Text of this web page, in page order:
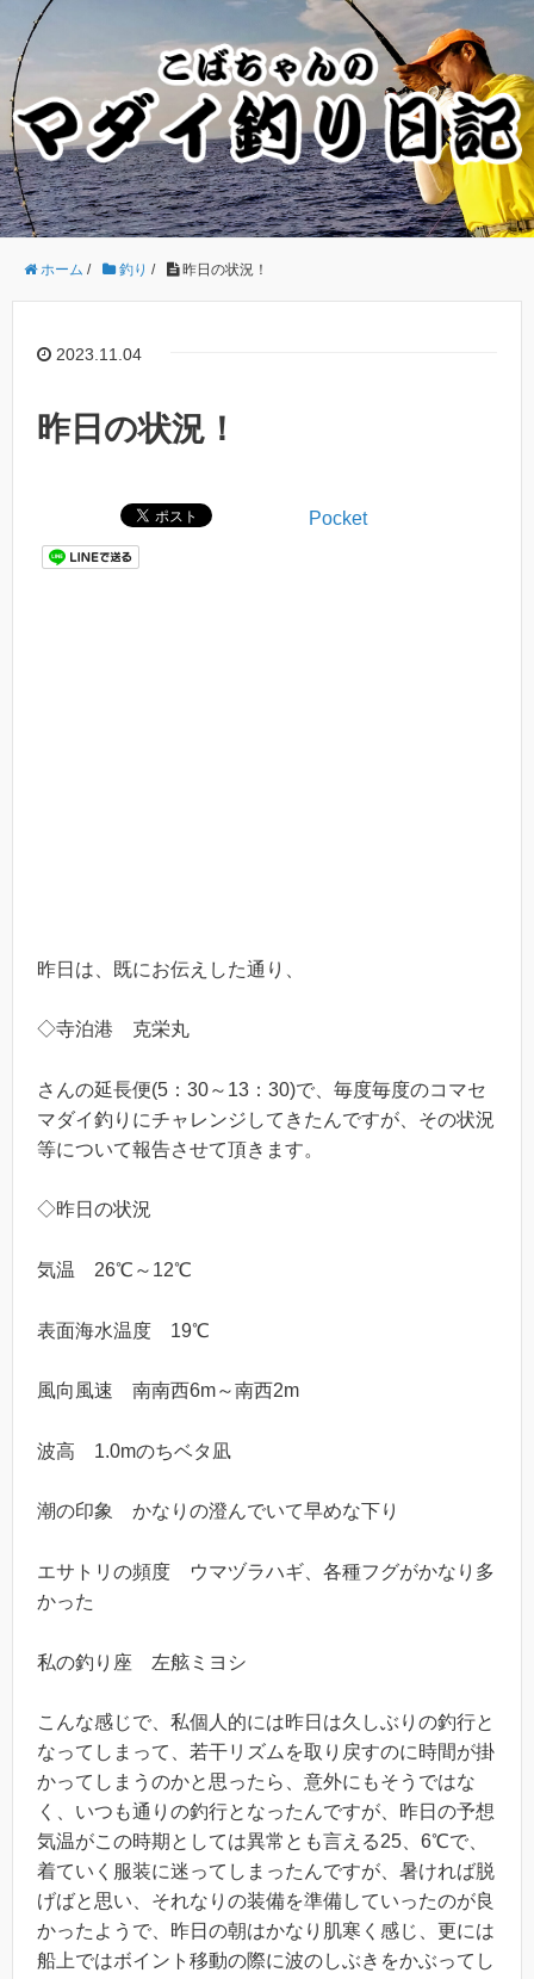
ホーム / 釣り / 昨日の状況！
2023.11.04
昨日の状況！
Pocket
昨日は、既にお伝えした通り、
◇寺泊港 克栄丸
さんの延長便(5：30～13：30)で、毎度毎度のコマセ
マダイ釣りにチャレンジしてきたんですが、その状況
等について報告させて頂きます。
◇昨日の状況
気温 26℃～12℃
表面海水温度 19℃
風向風速 南南西6m～南西2m
波高 1.0mのちベタ凪
潮の印象 かなりの澄んでいて早めな下り
エサトリの頻度 ウマヅラハギ、各種フグがかなり多
かった
私の釣り座 左舷ミヨシ
こんな感じで、私個人的には昨日は久しぶりの釣行と
なってしまって、若干リズムを取り戻すのに時間が掛
かってしまうのかと思ったら、意外にもそうではな
く、いつも通りの釣行となったんですが、昨日の予想
気温がこの時期としては異常とも言える25、6℃で、
着ていく服装に迷ってしまったんですが、暑ければ脱
げばと思い、それなりの装備を準備していったのが良
かったようで、昨日の朝はかなり肌寒く感じ、更には
船上ではボイント移動の際に波のしぶきをかぶってし